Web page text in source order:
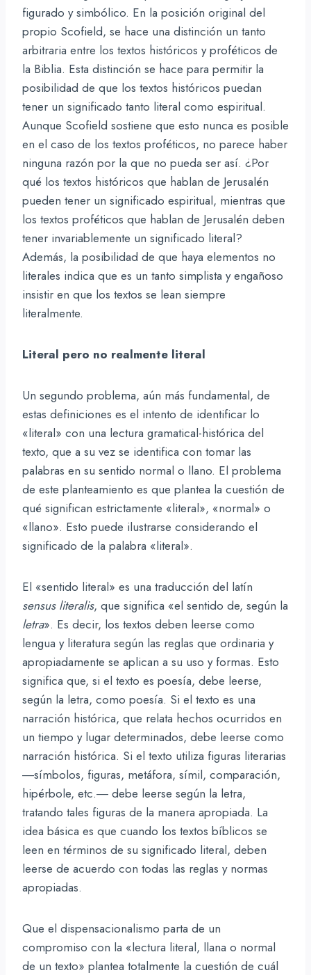
figurado y simbólico. En la posición original del
propio Scofield, se hace una distinción un tanto
arbitraria entre los textos históricos y proféticos de
la Biblia. Esta distinción se hace para permitir la
posibilidad de que los textos históricos puedan
tener un significado tanto literal como espiritual.
Aunque Scofield sostiene que esto nunca es posible
en el caso de los textos proféticos, no parece haber
ninguna razón por la que no pueda ser así. ¿Por
qué los textos históricos que hablan de Jerusalén
pueden tener un significado espiritual, mientras que
los textos proféticos que hablan de Jerusalén deben
tener invariablemente un significado literal?
Además, la posibilidad de que haya elementos no
literales indica que es un tanto simplista y engañoso
insistir en que los textos se lean siempre
literalmente.
Literal pero no realmente literal
Un segundo problema, aún más fundamental, de
estas definiciones es el intento de identificar lo
«literal» con una lectura gramatical-histórica del
texto, que a su vez se identifica con tomar las
palabras en su sentido normal o llano. El problema
de este planteamiento es que plantea la cuestión de
qué significan estrictamente «literal», «normal» o
«llano». Esto puede ilustrarse considerando el
significado de la palabra «literal».
El «sentido literal» es una traducción del latín
sensus literalis, que significa «el sentido de, según la
letra». Es decir, los textos deben leerse como
lengua y literatura según las reglas que ordinaria y
apropiadamente se aplican a su uso y formas. Esto
significa que, si el texto es poesía, debe leerse,
según la letra, como poesía. Si el texto es una
narración histórica, que relata hechos ocurridos en
un tiempo y lugar determinados, debe leerse como
narración histórica. Si el texto utiliza figuras literarias
―símbolos, figuras, metáfora, símil, comparación,
hipérbole, etc.― debe leerse según la letra,
tratando tales figuras de la manera apropiada. La
idea básica es que cuando los textos bíblicos se
leen en términos de su significado literal, deben
leerse de acuerdo con todas las reglas y normas
apropiadas.
Que el dispensacionalismo parta de un
compromiso con la «lectura literal, llana o normal
de un texto» plantea totalmente la cuestión de cuál